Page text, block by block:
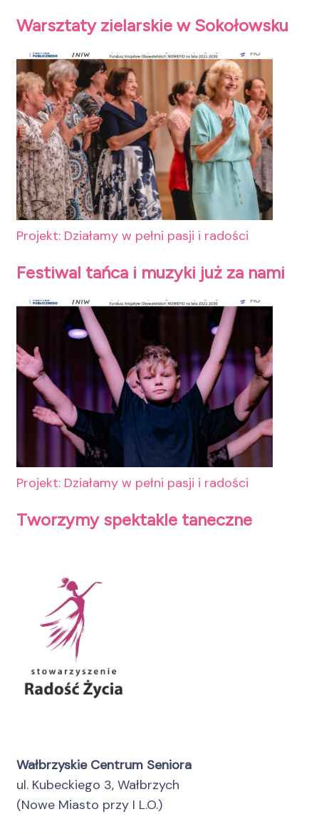
Warsztaty zielarskie w Sokołowsku
Projekt: Działamy w pełni pasji i radości
Festiwal tańca i muzyki już za nami
Projekt: Działamy w pełni pasji i radości
Tworzymy spektakle taneczne
Wałbrzyskie Centrum Seniora
ul. Kubeckiego 3, Wałbrzych
(Nowe Miasto przy I L.O.)